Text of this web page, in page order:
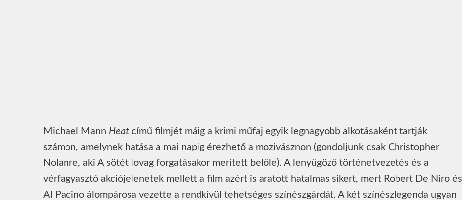
Michael Mann Heat című filmjét máig a krimi műfaj egyik legnagyobb alkotásaként tartják
számon, amelynek hatása a mai napig érezhető a mozivásznon (gondoljunk csak Christopher
Nolanre, aki A sötét lovag forgatásakor merített belőle). A lenyűgöző történetvezetés és a
vérfagyasztó akciójelenetek mellett a film azért is aratott hatalmas sikert, mert Robert De Niro és
Al Pacino álompárosa vezette a rendkívül tehetséges színészgárdát. A két színészlegenda ugyan